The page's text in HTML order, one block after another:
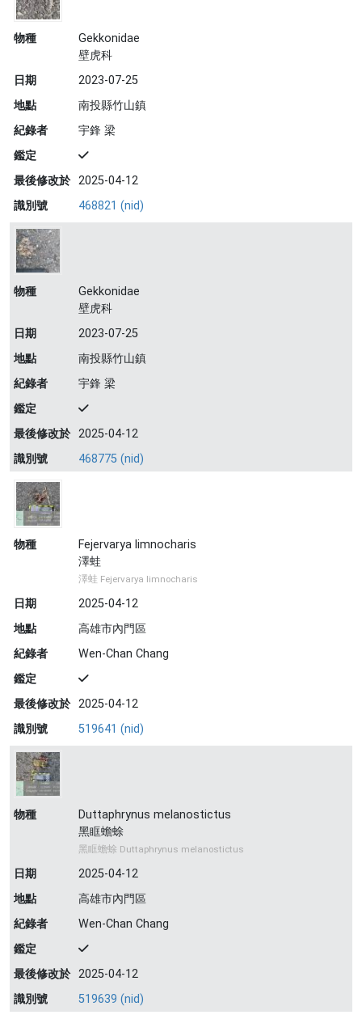
物種
Gekkonidae
壁虎科
日期
2023-07-25
地點
南投縣竹山鎮
紀錄者
宇鋒 梁
鑑定
最後修改於 2025-04-12
識別號
468821 (nid)
物種
Gekkonidae
壁虎科
日期
2023-07-25
地點
南投縣竹山鎮
紀錄者
宇鋒 梁
鑑定
最後修改於 2025-04-12
識別號
468775 (nid)
物種
Fejervarya limnocharis
澤蛙
澤蛙 Fejervarya limnocharis
日期
2025-04-12
地點
高雄市內門區
紀錄者
Wen-Chan Chang
鑑定
最後修改於 2025-04-12
識別號
519641 (nid)
物種
Duttaphrynus melanostictus
黑眶蟾蜍
黑眶蟾蜍 Duttaphrynus melanostictus
日期
2025-04-12
地點
高雄市內門區
紀錄者
Wen-Chan Chang
鑑定
最後修改於 2025-04-12
識別號
519639 (nid)